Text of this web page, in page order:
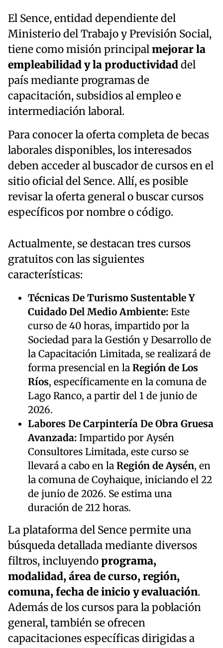
El Sence, entidad dependiente del
Ministerio del Trabajo y Previsión Social,
tiene como misión principalmejorar la
empleabilidad y la productividaddel
país mediante programas de
capacitación, subsidios al empleo e
intermediación laboral.
Para conocer la oferta completa de becas
laborales disponibles, los interesados
deben acceder al buscador de cursos en el
sitio oficial del Sence. Allí, es posible
revisar la oferta general o buscar cursos
específicos por nombre o código.
Actualmente, se destacan tres cursos
gratuitos con las siguientes
características:
Técnicas De Turismo Sustentable Y
Cuidado Del Medio Ambiente: Este
curso de 40 horas, impartido por la
Sociedad para la Gestión y Desarrollo de
la Capacitación Limitada, se realizará de
forma presencial en la Región de Los
Ríos, específicamente en la comuna de
Lago Ranco, a partir del 1 de junio de
2026.
Labores De Carpintería De Obra Gruesa
Avanzada: Impartido por Aysén
Consultores Limitada, este curso se
llevará a cabo en la Región de Aysén, en
la comuna de Coyhaique, iniciando el 22
de junio de 2026. Se estima una
duración de 212 horas.
La plataforma del Sence permite una
búsqueda detallada mediante diversos
filtros, incluyendoprograma,
modalidad, área de curso, región,
comuna, fecha de inicio y evaluación.
Además de los cursos para la población
general, también se ofrecen
capacitaciones específicas dirigidas a